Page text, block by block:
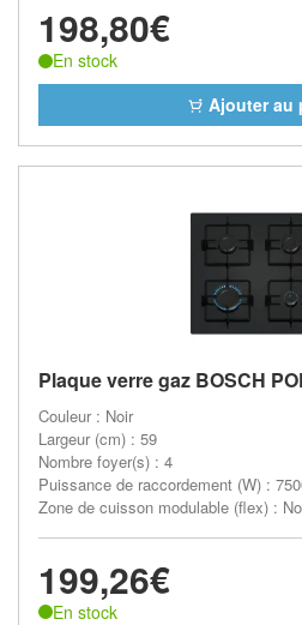
198,80€
En stock
Ajouter au
Plaque verre gaz BOSCH
Couleur : Noir
Largeur (cm) : 59
Nombre foyer(s) : 4
Puissance de raccordement (W) :
Zone de cuisson modulable (flex) :
199,26€
En stock